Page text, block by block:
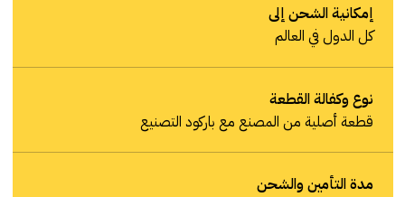
إمكانية الشحن إلى
كل الدول في العالم
نوع وكفالة القطعة
قطعة أصلية من المصنع مع باركود التصنيع
مدة التأمين والشحن